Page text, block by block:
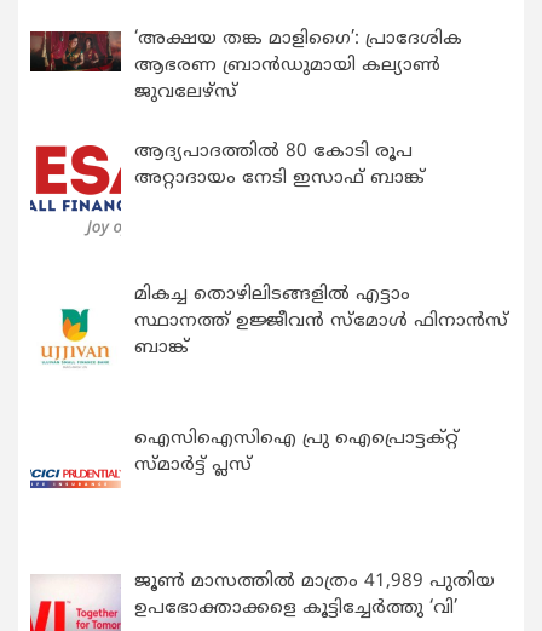
‘അക്ഷയ തങ്ക മാളിഗൈ’: പ്രാദേശിക
ആഭരണ ബ്രാന്‍ഡുമായി കല്യാണ്‍
ജുവലേഴ്‌സ്
ആദ്യപാദത്തിൽ 80 കോടി രൂപ
അറ്റാദായം നേടി ഇസാഫ് ബാങ്ക്
മികച്ച തൊഴിലിടങ്ങളിൽ എട്ടാം
സ്ഥാനത്ത് ഉജ്ജീവൻ സ്മോൾ ഫിനാൻസ്
ബാങ്ക്
ഐസിഐസിഐ പ്രു ഐപ്രൊട്ടക്റ്റ്
സ്മാർട്ട് പ്ലസ്
ജൂൺ മാസത്തിൽ മാത്രം 41,989 പുതിയ
ഉപഭോക്താക്കളെ കൂട്ടിച്ചേർത്തു ‘വി’